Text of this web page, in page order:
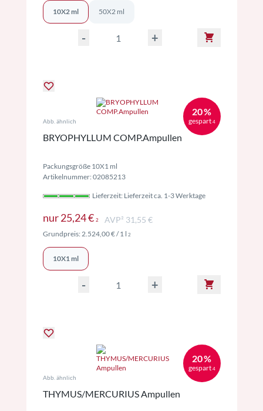
10X2 ml 50X2 ml
- +
20 %
gespart 4
Abb. ähnlich
BRYOPHYLLUM COMP.Ampullen
Packungsgröße 10X1 ml
Artikelnummer: 02085213
Lieferzeit: Lieferzeit ca. 1-3 Werktage
nur25,24 € 2Preise inkl. MwSt. ggf. zzgl. Versand
AVP² 31,55 €
Grundpreis:2.524,00 €/ 1 l 2Preise inkl. MwSt. ggf. zzgl. Versand
10X1 ml
- +
20 %
gespart 4
Abb. ähnlich
THYMUS/MERCURIUS Ampullen